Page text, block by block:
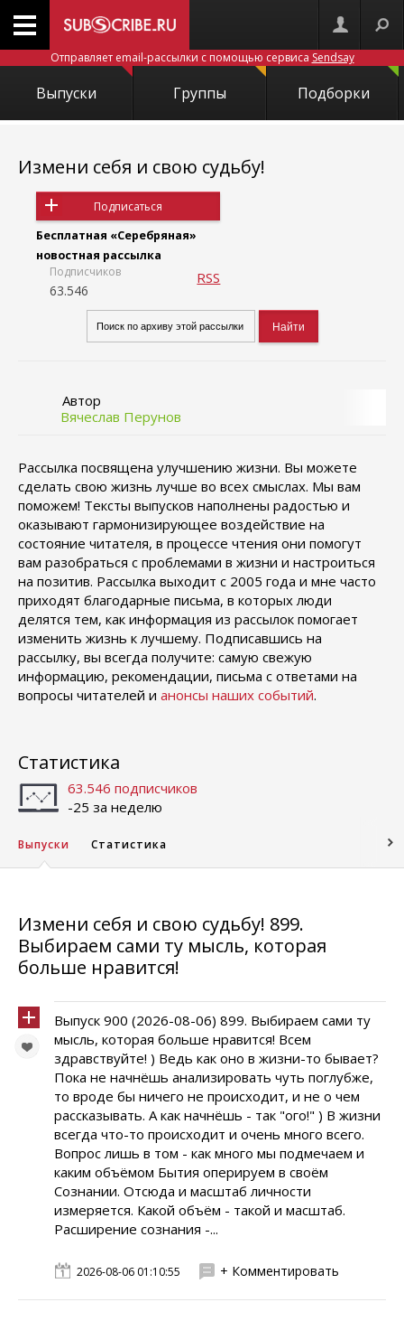
Отправляет email-рассылки с помощью сервиса Sendsay
Выпуски Группы Подборки
Измени себя и свою судьбу!
Подписаться
Бесплатная «Серебряная»
новостная рассылка
Подписчиков
63.546
RSS
Автор
Вячеслав Перунов
Рассылка посвящена улучшению жизни. Вы можете
сделать свою жизнь лучше во всех смыслах. Мы вам
поможем! Тексты выпусков наполнены радостью и
оказывают гармонизирующее воздействие на
состояние читателя, в процессе чтения они помогут
вам разобраться с проблемами в жизни и настроиться
на позитив. Рассылка выходит с 2005 года и мне часто
приходят благодарные письма, в которых люди
делятся тем, как информация из рассылок помогает
изменить жизнь к лучшему. Подписавшись на
рассылку, вы всегда получите: самую свежую
информацию, рекомендации, письма с ответами на
вопросы читателей и анонсы наших событий.
Статистика
63.546 подписчиков
-25 за неделю
Выпуски Статистика
Измени себя и свою судьбу! 899.
Выбираем сами ту мысль, которая
больше нравится!
Выпуск 900 (2026-08-06) 899. Выбираем сами ту
мысль, которая больше нравится! Всем
здравствуйте! ) Ведь как оно в жизни-то бывает?
Пока не начнёшь анализировать чуть поглубже,
то вроде бы ничего не происходит, и не о чем
рассказывать. А как начнёшь - так "ого!" ) В жизни
всегда что-то происходит и очень много всего.
Вопрос лишь в том - как много мы подмечаем и
каким объёмом Бытия оперируем в своём
Сознании. Отсюда и масштаб личности
измеряется. Какой объём - такой и масштаб.
Расширение сознания -...
2026-08-06 01:10:55 + Комментировать